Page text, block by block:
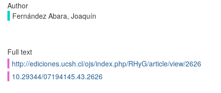
Author
Fernández Abara, Joaquí­n
Full text
http://ediciones.ucsh.cl/ojs/index.php/RHyG/article/view/2626
10.29344/07194145.43.2626